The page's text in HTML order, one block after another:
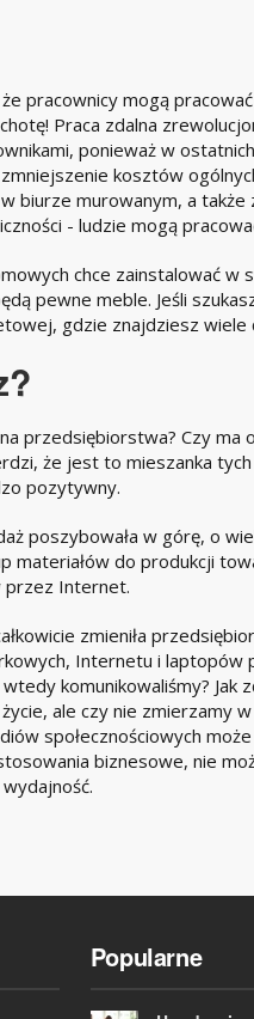
pracownicy mogą
Praca zdalna
ponieważ w
kosztów
biurze murowanym, a także
- ludzie mogą
chce zainstalować w
pewne meble. Jeśli
gdzie znajdziesz wiele
przedsiębiorstwa? Czy ma
że jest to mieszanka
pozytywny.
poszybowała w górę, o
materiałów do produkcji
przez Internet.
zmieniła
Internetu i laptopów
komunikowaliśmy? Jak
ale czy nie zmierzamy
społecznościowych
biznesowe, nie
Popularne